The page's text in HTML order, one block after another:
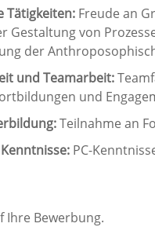
Tätigkeiten: Freude an
Gestaltung von
der
und Teamarbeit:
und
Teilnahme an
PC-
Ihre Bewerbung.